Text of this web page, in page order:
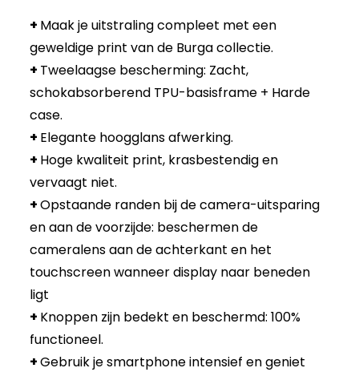
+ Maak je uitstraling compleet met een
geweldige print van de Burga collectie.
+ Tweelaagse bescherming: Zacht,
schokabsorberend TPU-basisframe + Harde
case.
+ Elegante hoogglans afwerking.
+ Hoge kwaliteit print, krasbestendig en
vervaagt niet.
+Opstaande randen bij de camera-uitsparing
en aan de voorzijde: beschermen de
cameralens aan de achterkant en het
touchscreen wanneer display naar beneden
ligt
+ Knoppen zijn bedekt en beschermd: 100%
functioneel.
+Gebruik je smartphone intensief en geniet